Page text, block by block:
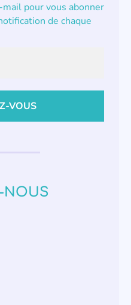
pour vous abonner
de chaque
NOUS